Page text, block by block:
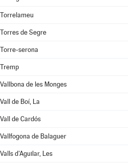
Torrelameu
Torres de Segre
Torre-serona
Tremp
Vallbona de les Monges
Vall de Boí, La
Vall de Cardós
Vallfogona de Balaguer
Valls d'Aguilar, Les